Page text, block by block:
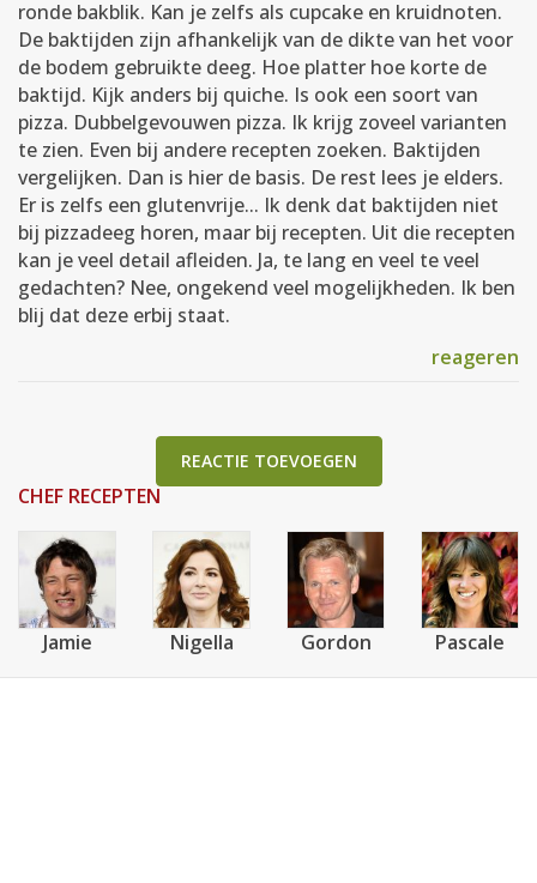
ronde bakblik. Kan je zelfs als cupcake en kruidnoten.
De baktijden zijn afhankelijk van de dikte van het voor
de bodem gebruikte deeg. Hoe platter hoe korte de
baktijd. Kijk anders bij quiche. Is ook een soort van
pizza. Dubbelgevouwen pizza. Ik krijg zoveel varianten
te zien. Even bij andere recepten zoeken. Baktijden
vergelijken. Dan is hier de basis. De rest lees je elders.
Er is zelfs een glutenvrije... Ik denk dat baktijden niet
bij pizzadeeg horen, maar bij recepten. Uit die recepten
kan je veel detail afleiden. Ja, te lang en veel te veel
gedachten? Nee, ongekend veel mogelijkheden. Ik ben
blij dat deze erbij staat.
reageren
REACTIE TOEVOEGEN
CHEF RECEPTEN
Jamie Nigella Gordon Pascale